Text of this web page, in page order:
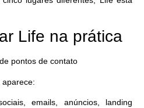
Life na prática
pontos de contato
aparece:
emails, anúncios, landing